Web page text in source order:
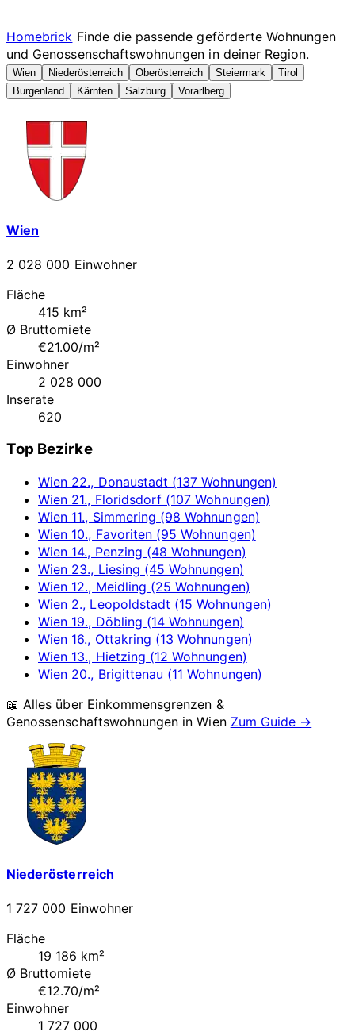
Homebrick Finde die passende geförderte Wohnungen
und Genossenschaftswohnungen in deiner Region.
Wien Niederösterreich Oberösterreich Steiermark
Tirol
Burgenland
Kärnten Salzburg Vorarlberg
Wien
2 028 000 Einwohner
Fläche
415 km²
Ø Bruttomiete
€21.00/m²
Einwohner
2 028 000
Inserate
620
Top Bezirke
Wien 22., Donaustadt (137 Wohnungen)
Wien 21., Floridsdorf (107 Wohnungen)
Wien 11., Simmering (98 Wohnungen)
Wien 10., Favoriten (95 Wohnungen)
Wien 14., Penzing (48 Wohnungen)
Wien 23., Liesing (45 Wohnungen)
Wien 12., Meidling (25 Wohnungen)
Wien 2., Leopoldstadt (15 Wohnungen)
Wien 19., Döbling (14 Wohnungen)
Wien 16., Ottakring (13 Wohnungen)
Wien 13., Hietzing (12 Wohnungen)
Wien 20., Brigittenau (11 Wohnungen)
📖 Alles über Einkommensgrenzen &
Genossenschaftswohnungen inWien Zum Guide →
Niederösterreich
1 727 000 Einwohner
Fläche
19 186 km²
Ø Bruttomiete
€12.70/m²
Einwohner
1 727 000